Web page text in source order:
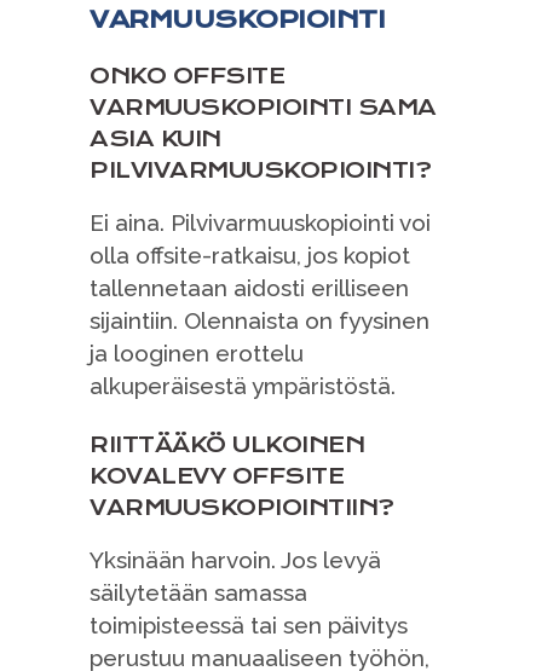
VARMUUSKOPIOINTI
ONKO OFFSITE
VARMUUSKOPIOINTI SAMA
ASIA KUIN
PILVIVARMUUSKOPIOINTI?
Ei aina. Pilvivarmuuskopiointi voi
olla offsite-ratkaisu, jos kopiot
tallennetaan aidosti erilliseen
sijaintiin. Olennaista on fyysinen
ja looginen erottelu
alkuperäisestä ympäristöstä.
RIITTÄÄKÖ ULKOINEN
KOVALEVY OFFSITE
VARMUUSKOPIOINTIIN?
Yksinään harvoin. Jos levyä
säilytetään samassa
toimipisteessä tai sen päivitys
perustuu manuaaliseen työhön,